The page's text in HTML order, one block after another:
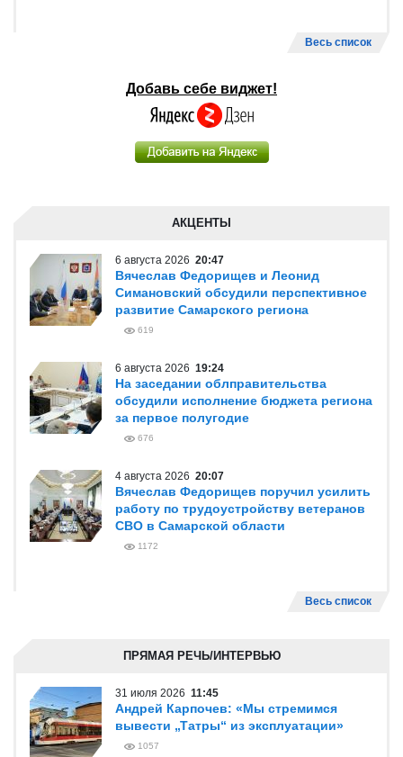
Весь список
Добавь себе виджет!
АКЦЕНТЫ
6 августа 2026 20:47
Вячеслав Федорищев и Леонид
Симановский обсудили перспективное
развитие Самарского региона
619
6 августа 2026 19:24
На заседании облправительства
обсудили исполнение бюджета региона
за первое полугодие
676
4 августа 2026 20:07
Вячеслав Федорищев поручил усилить
работу по трудоустройству ветеранов
СВО в Самарской области
1172
Весь список
ПРЯМАЯ РЕЧЬ/ИНТЕРВЬЮ
31 июля 2026 11:45
Андрей Карпочев: «Мы стремимся
вывести „Татры“ из эксплуатации»
1057